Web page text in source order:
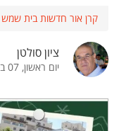
קרן אור חדשות בית שמש
ציון סולטן
יום ראשון, 07 בספטמבר 2025, 11:53